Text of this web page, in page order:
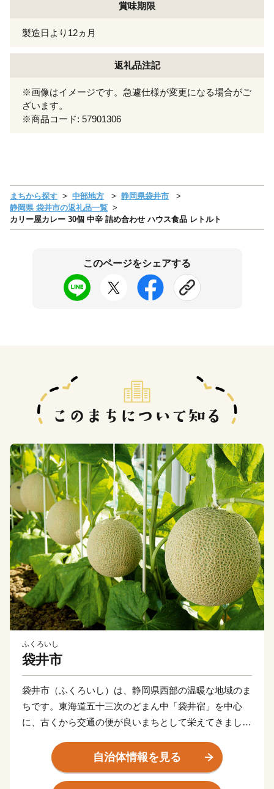
賞味期限
製造日より12ヵ月
返礼品注記
※画像はイメージです。急遽仕様が変更になる場合がご
ざいます。
※商品コード: 57901306
まちから探す 中部地方
静岡県袋井市
静岡県 袋井市の返礼品一覧
カリー屋カレー 30個 中辛 詰め合わせ ハウス食品 レトルト
このページをシェアする
ふくろいし
袋井市
袋井市（ふくろいし）は、静岡県西部の温暖な地域のま
ちです。東海道五十三次のどまん中「袋井宿」を中心
に、古くから交通の便が良いまちとして栄えてきまし
ロン」や風味豊かな緑茶の産地としても有名です。豊か
な自然と古い歴史に恵まれた袋井市。「活力と創造で
未来を先取る 日本一健康文化都市 ふくろい」の挑戦
自治体情報を見る